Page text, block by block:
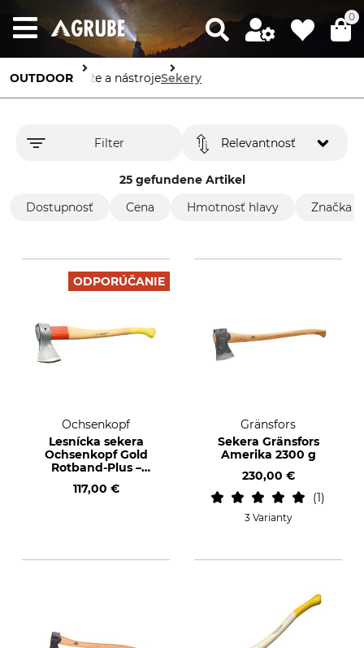
0
OUTDOOR Nože a nástrojeSekery
Filter
25 gefundene Artikel
Relevantnosť
Dostupnosť Cena Hmotnosť hlavy Značka
ODPORÚČANIE
Ochsenkopf
Lesnícka sekera
Ochsenkopf Gold
Rotband-Plus –
117,00 €
Gränsfors
Sekera Gränsfors
Amerika 2300 g
230,00 €
1
3 Varianty